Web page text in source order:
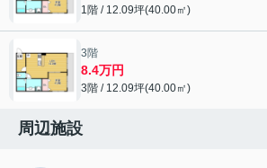
1階 / 12.09坪(40.00㎡)
3階
8.4万円
3階 / 12.09坪(40.00㎡)
周辺施設